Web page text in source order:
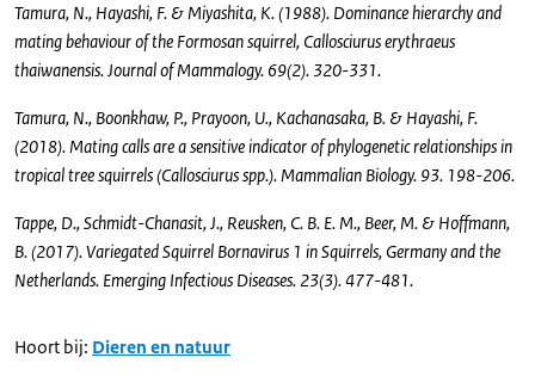
Tamura, N., Hayashi, F. & Miyashita, K. (1988). Dominance hierarchy and
mating behaviour of the Formosan squirrel, Callosciurus erythraeus
thaiwanensis. Journal of Mammalogy. 69(2). 320-331.
Tamura, N., Boonkhaw, P., Prayoon, U., Kachanasaka, B. & Hayashi, F.
(2018). Mating calls are a sensitive indicator of phylogenetic relationships in
tropical tree squirrels (Callosciurus spp.). Mammalian Biology. 93. 198-206.
Tappe, D., Schmidt-Chanasit, J., Reusken, C. B. E. M., Beer, M. & Hoffmann,
B. (2017). Variegated Squirrel Bornavirus 1 in Squirrels, Germany and the
Netherlands. Emerging Infectious Diseases. 23(3). 477-481.
Hoort bij: Dieren en natuur